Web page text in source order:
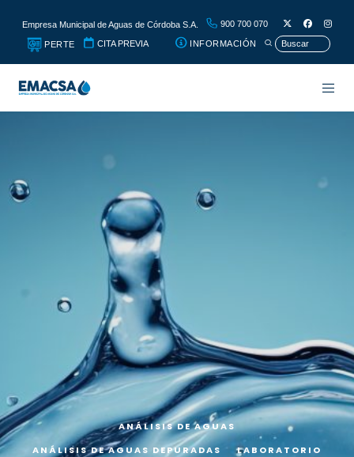
Empresa Municipal de Aguas de Córdoba S.A. 900 700 070
PERTE CITA PREVIA INFORMACIÓN
ANÁLISIS DE AGUAS
ANÁLISIS DE AGUAS DEPURADAS
LABORATORIO